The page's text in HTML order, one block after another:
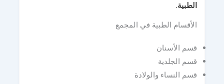
الطبية.
الأقسام الطبية في المجمع
قسم الأسنان
قسم الجلدية
قسم النساء والولادة